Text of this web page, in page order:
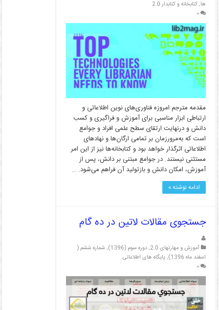
ها,کتابخانه و کتابدار 2.0
۰
مقدمه مترجم امروزه فناوری‌های نوین اطلاعاتی و
ارتباطی ابزار مناسبی برای آموزش و فراگیری و کسب
دانش و درنهایت ارتقای سطح علمی افراد و جوامع
است که به‌مرورزمان بر تمامی ارگان‌ها و نهادهای
اطلاعاتی اثرگذار خواهد بود و کتابخانه‌ها نیز از این امر
مستثنی نیستند. در جوامع مبتنی بر دانش، پس از
آموزش، امکان دانش و بازتولید آن فراهم می‌شود. …
ادامه نوشته »
جستجوی مقالات لاتین در ده گام
آموزش و مهارتهای 2.0 ,دوره سوم (1396) , شماره ششم (
اسفند ماه 1396)
,پایگاه های اطلاعاتی
۰